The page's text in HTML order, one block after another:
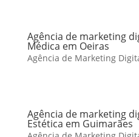
Agência de marketing
Médica em Oeiras
Agência de Marketing
Agência de marketing
Estética em Guimarães